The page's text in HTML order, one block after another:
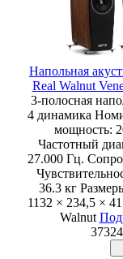
Напольная
Real Walnut
3-полосная
4 динамика
мощность:
Частотный
27.000 Гц.
36.3 кг
1132 × 234,5 ×
Walnut